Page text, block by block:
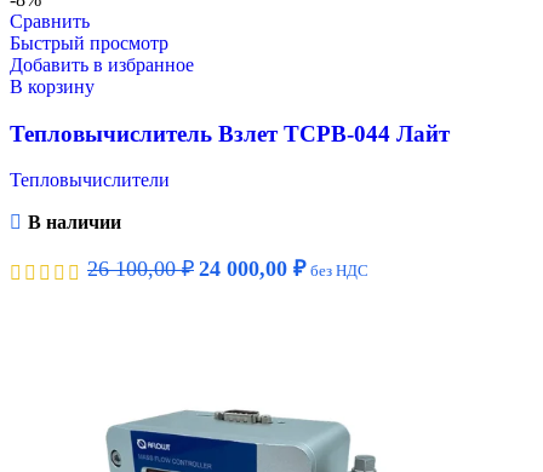
Сравнить
Быстрый просмотр
Добавить в избранное
В корзину
Тепловычислитель Взлет ТСРВ-044 Лайт
Тепловычислители
В наличии
26 100,00₽ 24 000,00 ₽ без НДС